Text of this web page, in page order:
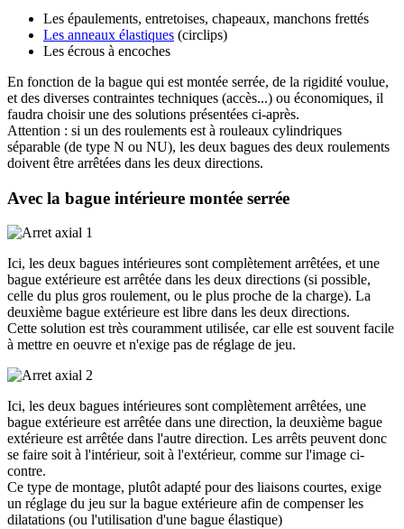
Les épaulements, entretoises, chapeaux, manchons frettés
Les anneaux élastiques (circlips)
Les écrous à encoches
En fonction de la bague qui est montée serrée, de la rigidité voulue,
et des diverses contraintes techniques (accès...) ou économiques, il
faudra choisir une des solutions présentées ci-après.
Attention : si un des roulements est à rouleaux cylindriques
séparable (de type N ou NU), les deux bagues des deux roulements
doivent être arrêtées dans les deux directions.
Avec la bague intérieure montée serrée
Ici, les deux bagues intérieures sont complètement arrêtées, et une
bague extérieure est arrêtée dans les deux directions (si possible,
celle du plus gros roulement, ou le plus proche de la charge). La
deuxième bague extérieure est libre dans les deux directions.
Cette solution est très couramment utilisée, car elle est souvent facile
à mettre en oeuvre et n'exige pas de réglage de jeu.
Ici, les deux bagues intérieures sont complètement arrêtées, une
bague extérieure est arrêtée dans une direction, la deuxième bague
extérieure est arrêtée dans l'autre direction. Les arrêts peuvent donc
se faire soit à l'intérieur, soit à l'extérieur, comme sur l'image ci-
contre.
Ce type de montage, plutôt adapté pour des liaisons courtes, exige
un réglage du jeu sur la bague extérieure afin de compenser les
dilatations (ou l'utilisation d'une bague élastique)